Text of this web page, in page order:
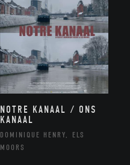
NOTRE KANAAL / ONS
KANAAL
DOMINIQUE HENRY, ELS
MOORS